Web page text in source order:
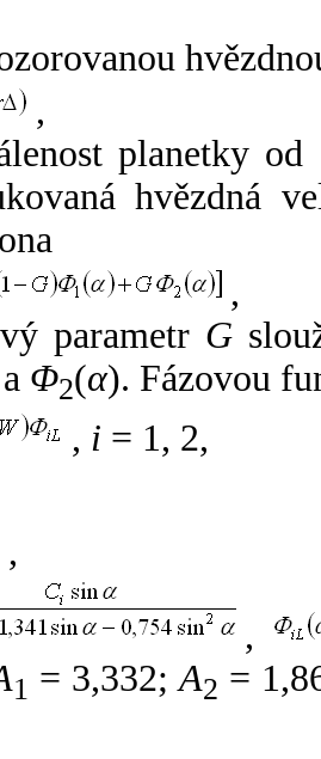
,
planetky od
hvězdná
,
parametr G
Φ2(α). Fázovou
, i = 1, 2,
,
,
1 = 3,332;A2 =